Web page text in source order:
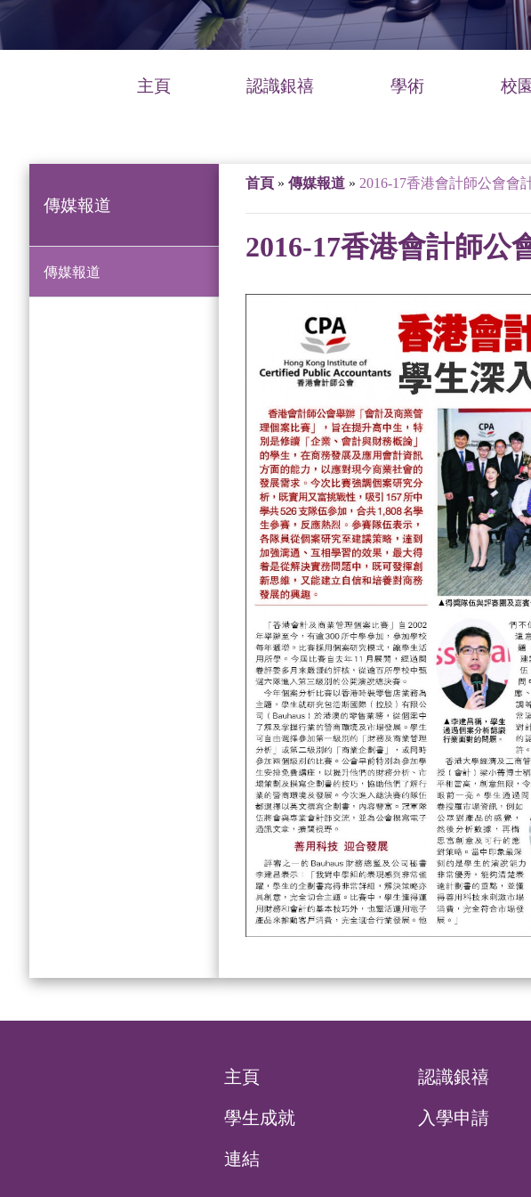
主頁 認識銀禧 學術 校
傳媒報道
傳媒報道
首頁 » 傳媒報道 » 2016-17香港會計師公會會
2016-17香港會計師公
主頁 認識銀禧
學生成就
入學申請
連結